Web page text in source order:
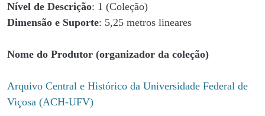
Nível de Descrição: 1 (Coleção)
Dimensão e Suporte: 5,25 metros lineares
Nome do Produtor (organizador da coleção)
Arquivo Central e Histórico da Universidade Federal de
Viçosa (ACH-UFV)